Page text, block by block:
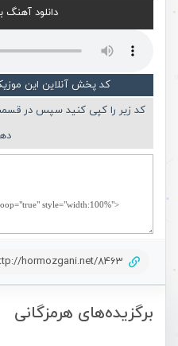
برگزیده‌های هرمزگانی
دانلود آهنگ
کد پخش آنلاین این
کد زیر را کپی کنید سپس در
hormozgani.net/8463